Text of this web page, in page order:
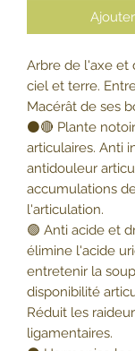
Arbre de l'axe et
ciel et terre.
Macérât de ses
⚫🔴 Plante
articulaires. Anti
antidouleur
accumulations
l'articulation.
🟢 Anti acide et
élimine l'acide
entretenir la
disponibilité
Réduit les
ligamentaires.